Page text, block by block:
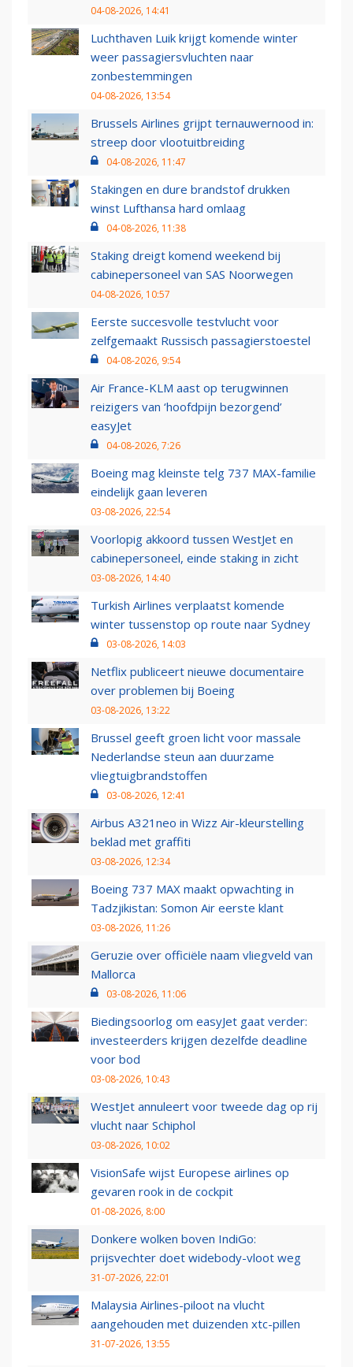
04-08-2026, 14:41
Luchthaven Luik krijgt komende winter
weer passagiersvluchten naar
zonbestemmingen
04-08-2026, 13:54
Brussels Airlines grijpt ternauwernood in:
streep door vlootuitbreiding
04-08-2026, 11:47
Stakingen en dure brandstof drukken
winst Lufthansa hard omlaag
04-08-2026, 11:38
Staking dreigt komend weekend bij
cabinepersoneel van SAS Noorwegen
04-08-2026, 10:57
Eerste succesvolle testvlucht voor
zelfgemaakt Russisch passagierstoestel
04-08-2026, 9:54
Air France-KLM aast op terugwinnen
reizigers van ‘hoofdpijn bezorgend’
easyJet
04-08-2026, 7:26
Boeing mag kleinste telg 737 MAX-familie
eindelijk gaan leveren
03-08-2026, 22:54
Voorlopig akkoord tussen WestJet en
cabinepersoneel, einde staking in zicht
03-08-2026, 14:40
Turkish Airlines verplaatst komende
winter tussenstop op route naar Sydney
03-08-2026, 14:03
Netflix publiceert nieuwe documentaire
over problemen bij Boeing
03-08-2026, 13:22
Brussel geeft groen licht voor massale
Nederlandse steun aan duurzame
vliegtuigbrandstoffen
03-08-2026, 12:41
Airbus A321neo in Wizz Air-kleurstelling
beklad met graffiti
03-08-2026, 12:34
Boeing 737 MAX maakt opwachting in
Tadzjikistan: Somon Air eerste klant
03-08-2026, 11:26
Geruzie over officiële naam vliegveld van
Mallorca
03-08-2026, 11:06
Biedingsoorlog om easyJet gaat verder:
investeerders krijgen dezelfde deadline
voor bod
03-08-2026, 10:43
WestJet annuleert voor tweede dag op rij
vlucht naar Schiphol
03-08-2026, 10:02
VisionSafe wijst Europese airlines op
gevaren rook in de cockpit
01-08-2026, 8:00
Donkere wolken boven IndiGo:
prijsvechter doet widebody-vloot weg
31-07-2026, 22:01
Malaysia Airlines-piloot na vlucht
aangehouden met duizenden xtc-pillen
31-07-2026, 13:55